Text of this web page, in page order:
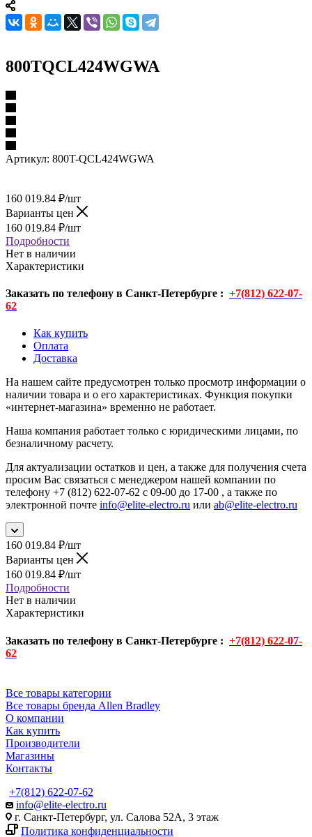
800TQCL424WGWA
Артикул: 800T-QCL424WGWA
160 019.84 ₽/шт
Варианты цен
160 019.84 ₽/шт
Подробности
Нет в наличии
Характеристики
Заказать по телефону в Санкт-Петербурге : +7(812) 622-07-
62
Как купить
Оплата
Доставка
На нашем сайте предусмотрен только просмотр информации о
наличии товара и о его характеристиках. Функция покупки
«интернет-магазина» временно не работает.
Наша компания работает только с юридическими лицами, по
безналичному расчету.
Для актуализации остатков и цен, а также для получения счета
просим Вас связаться с менеджером нашей компании по
телефону +7 (812) 622-07-62 с 09-00 до 17-00 , а также по
электронной почте info@elite-electro.ru или ab@elite-electro.ru
160 019.84 ₽/шт
Варианты цен
160 019.84 ₽/шт
Подробности
Нет в наличии
Характеристики
Заказать по телефону в Санкт-Петербурге : +7(812) 622-07-
62
Все товары категории
Все товары бренда Allen Bradley
О компании
Как купить
Производители
Магазины
Контакты
+7(812) 622-07-62
info@elite-electro.ru
г. Санкт-Петербург, ул. Салова 52А, 3 этаж
Политика конфиденциальности